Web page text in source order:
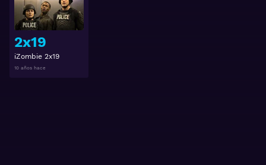
2x19
iZombie 2x19
10 años hace